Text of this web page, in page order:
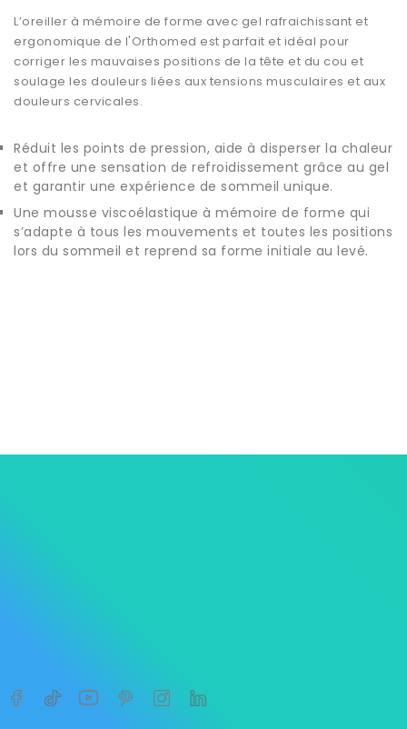
L’oreiller à mémoire de forme avec gel rafraichissant et
ergonomique de l'Orthomed est parfait et idéal pour
corriger les mauvaises positions de la tête et du cou et
soulage les douleurs liées aux tensions musculaires et aux
douleurs cervicales.
Réduit les points de pression, aide à disperser la chaleur
et offre une sensation de refroidissement grâce au gel
et garantir une expérience de sommeil unique.
Une mousse viscoélastique à mémoire de forme qui
s’adapte à tous les mouvements et toutes les positions
lors du sommeil et reprend sa forme initiale au levé.